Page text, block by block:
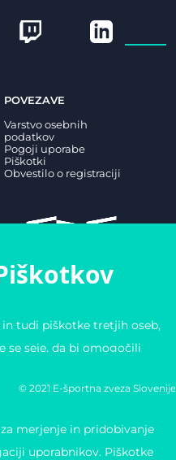
POVEZAVE
Varstvo osebnih
podatkov
Pogoji uporabe
Piškotki
Obvestilo o registraciji
© 2021 E-športna zveza Slovenije
tudi piškotke tretjih oseb,
se seje, da bi omogočili
naši spletni strani za
merjenje in pridobivanje
uporabnikov. Piškotke